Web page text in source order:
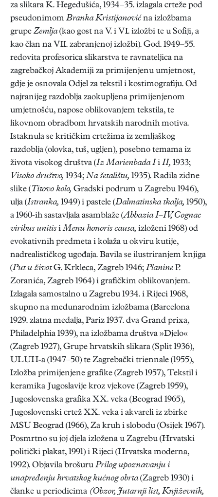
za slikara K. Hegedušića, 1934–35. izlagala crteže pod
pseudonimom Branka Kristijanović na izložbama
grupe Zemlja(kao gost na V. i VI. izložbi te u Sofiji, a
kao član na VII. zabranjenoj izložbi). God. 1949–55.
redovita profesorica slikarstva te ravnateljica na
zagrebačkoj Akademiji za primijenjenu umjetnost,
gdje je osnovala Odjel za tekstil i kostimografiju. Od
najranijeg razdoblja zaokupljena primijenjenom
umjetnošću, napose oblikovanjem tekstila, te
likovnom obradbom hrvatskih narodnih motiva.
Istaknula se kritičkim crtežima iz zemljaškog
razdoblja (olovka, tuš, ugljen), posebno temama iz
života visokog društva (Iz Marienbada I i II, 1933;
Visoko društvo, 1934; Na šetalištu, 1935). Radila zidne
slike (Titovo kolo, Gradski podrum u Zagrebu 1946),
ulja (Istranka, 1949) i pastele (Dalmatinska tkalja, 1950),
a 1960-ih sastavljala asamblaže (Abbazia I–IV, Cognac
viribus unitis iMenu honoris causa, izloženi 1968) od
evokativnih predmeta i kolaža u okviru kutije,
nadrealističkog ugođaja. Bavila se ilustriranjem knjiga
(Put u životG. Krkleca, Zagreb 1946; Planine P.
Zoranića, Zagreb 1964) i grafičkim oblikovanjem.
Izlagala samostalno u Zagrebu 1934. i Rijeci 1968,
skupno na međunarodnim izložbama (Barcelona
1929. zlatna medalja, Pariz 1937. dva Grand prixa,
Philadelphia 1939), na izložbama društva »Djelo«
(Zagreb 1927), Grupe hrvatskih slikara (Split 1936),
ULUH-a (1947–50) te Zagrebački triennale (1955),
Izložba primijenjene grafike (Zagreb 1957), Tekstil i
keramika Jugoslavije kroz vjekove (Zagreb 1959),
Jugoslovenska grafika XX. veka (Beograd 1965),
Jugoslovenski crtež XX. veka i akvareli iz zbirke
MSU Beograd (1966), Za kruh i slobodu (Osijek 1967).
Posmrtno su joj djela izložena u Zagrebu (Hrvatski
politički plakat, 1991) i Rijeci (Hrvatska moderna,
1992). Objavila brošuru Prilog upoznavanju i
unapređenju hrvatskog kućnog obrta(Zagreb 1930) i
članke u periodicima (Obzor, Jutarnji list, Književnik,